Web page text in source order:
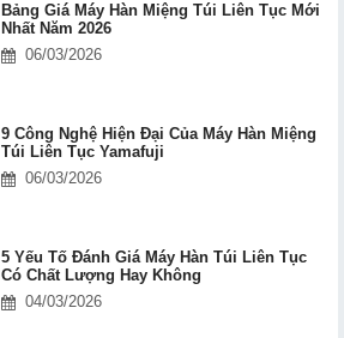
Bảng Giá Máy Hàn Miệng Túi Liên Tục Mới
Nhất Năm 2026
06/03/2026
9 Công Nghệ Hiện Đại Của Máy Hàn Miệng
Túi Liên Tục Yamafuji
06/03/2026
5 Yếu Tố Đánh Giá Máy Hàn Túi Liên Tục
Có Chất Lượng Hay Không
04/03/2026